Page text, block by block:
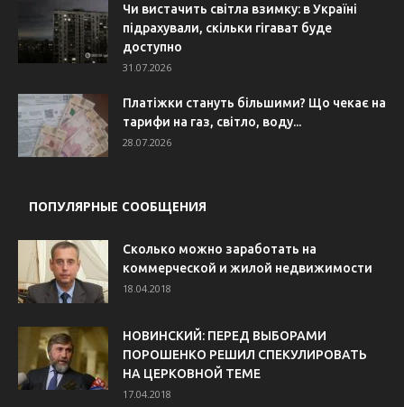
Чи вистачить світла взимку: в Україні
підрахували, скільки гігават буде
доступно
31.07.2026
Платіжки стануть більшими? Що чекає на
тарифи на газ, світло, воду...
28.07.2026
ПОПУЛЯРНЫЕ СООБЩЕНИЯ
Сколько можно заработать на
коммерческой и жилой недвижимости
18.04.2018
НОВИНСКИЙ: ПЕРЕД ВЫБОРАМИ
ПОРОШЕНКО РЕШИЛ СПЕКУЛИРОВАТЬ
НА ЦЕРКОВНОЙ ТЕМЕ
17.04.2018